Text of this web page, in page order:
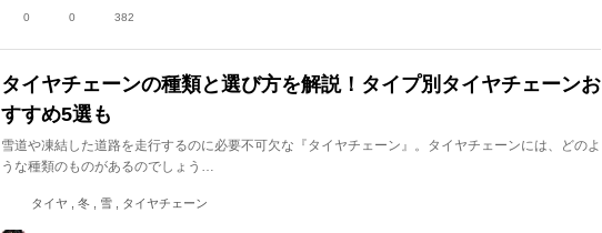
0 0 382
タイヤチェーンの種類と選び方を解説！タイプ別タイヤチェーンお
すすめ5選も
雪道や凍結した道路を走行するのに必要不可欠な『タイヤチェーン』。タイヤチェーンには、どのよ
うな種類のものがあるのでしょう…
タイヤ , 冬 , 雪 , タイヤチェーン